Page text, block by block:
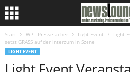
Start WP - Pressefächer Light Event
Light
setzt GRASS auf der interzum in Szene
LIGHT EVENT